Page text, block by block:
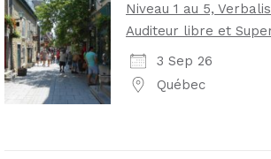
Niveau 1 au 5,
Auditeur libre et
3 Sep 26
Québec